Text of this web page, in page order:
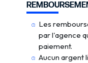
Les
par l'agence
paiement.
Aucun argent